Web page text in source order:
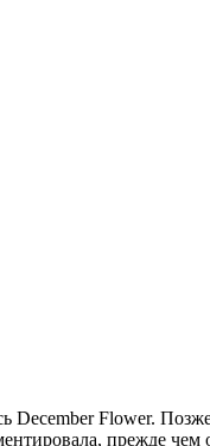
December Flower.
прежде